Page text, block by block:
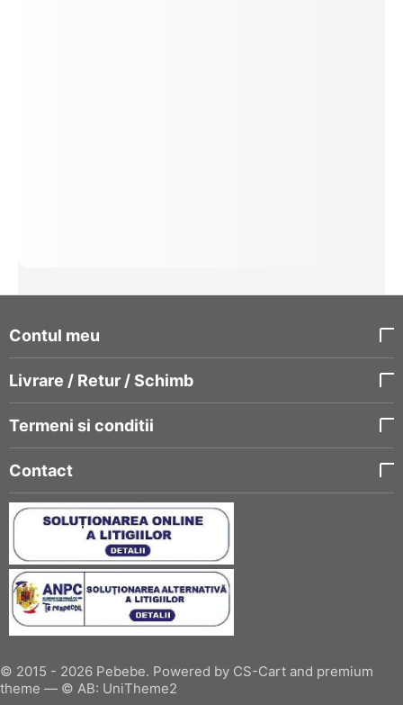
Contul meu
Livrare / Retur / Schimb
Termeni si conditii
Contact
© 2015 - 2026 Pebebe. Powered by CS-Cart and premium
theme — © AB: UniTheme2